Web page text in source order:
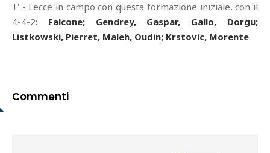
1' - Lecce in campo con questa formazione iniziale, con il
4-4-2: Falcone; Gendrey, Gaspar, Gallo, Dorgu;
Listkowski, Pierret, Maleh, Oudin; Krstovic, Morente.
Commenti